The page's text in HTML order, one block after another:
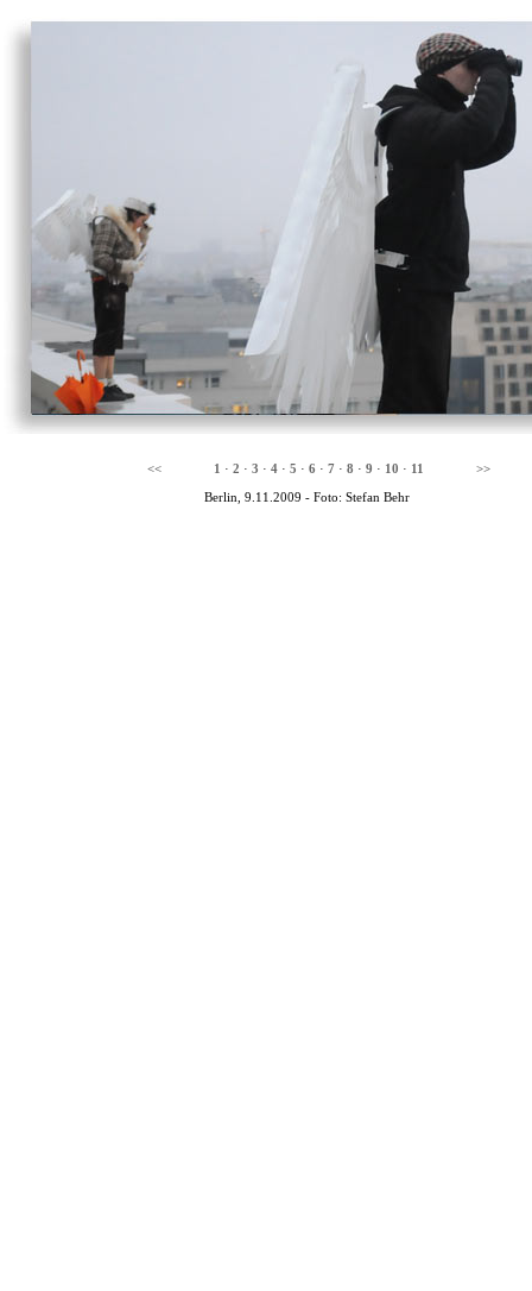
<< 1 · 2 · 3 · 4 · 5 · 6 · 7 · 8 · 9 · 10 · 11
>>
Berlin, 9.11.2009 - Foto: Stefan Behr